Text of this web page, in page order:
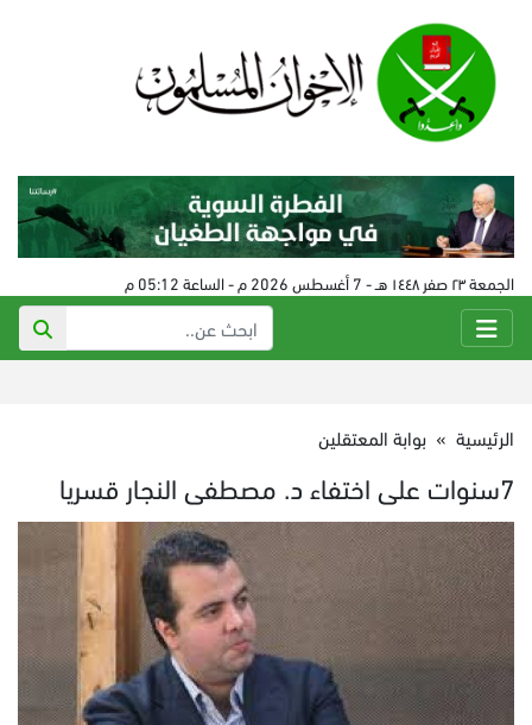
الجمعة ٢٣ صفر ١٤٤٨ هـ - 7 أغسطس 2026 م - الساعة 05:12 م
الرئيسية » بوابة المعتقلين
7سنوات على اختفاء د. مصطفى النجار قسريا